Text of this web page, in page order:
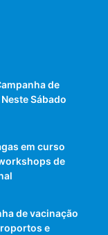
vai bem e é
que pode
de
Sábado
em curso
de
de vacinação
e